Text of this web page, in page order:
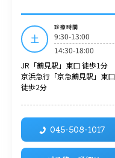
土
診療時間
9:30-13:00
14:30-18:00
JR「鶴見駅」東口 徒歩1分
京浜急行「京急鶴見駅」東口
徒歩2分
045-508-1017